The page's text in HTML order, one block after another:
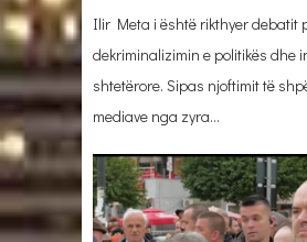
Ilir Meta i është rikthyer debatit
dekriminalizimin e politikës dhe
shtetërore. Sipas njoftimit të
mediave nga zyra…